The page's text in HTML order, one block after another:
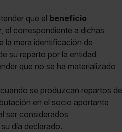
que el beneficio
el correspondiente a dichas
la mera identificación de
su reparto por la entidad
que no se ha materializado
se produzcan repartos
en el socio aportante
ser considerados
día declarado.